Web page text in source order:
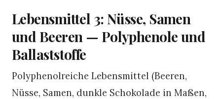
Lebensmittel 3: Nüsse, Samen
und Beeren — Polyphenole und
Ballaststoffe
Polyphenolreiche Lebensmittel (Beeren,
Nüsse, Samen, dunkle Schokolade in Maßen,